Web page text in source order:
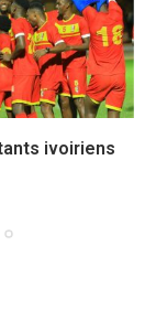
ivoiriens